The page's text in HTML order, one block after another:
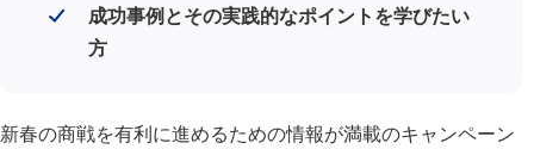
成功事例とその実践的なポイントを学びたい
方
新春の商戦を有利に進めるための情報が満載のキャンペーン